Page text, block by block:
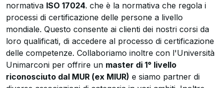
normativa ISO 17024. che è la normativa che regola i
processi di certificazione delle persone a livello
mondiale. Questo consente ai clienti dei nostri corsi da
loro qualificati, di accedere al processo di certificazione
delle competenze. Collaboriamo inoltre con l'Università
Unimarconi per offrire un master di 1° livello
riconosciuto dal MUR (ex MIUR) e siamo partner di